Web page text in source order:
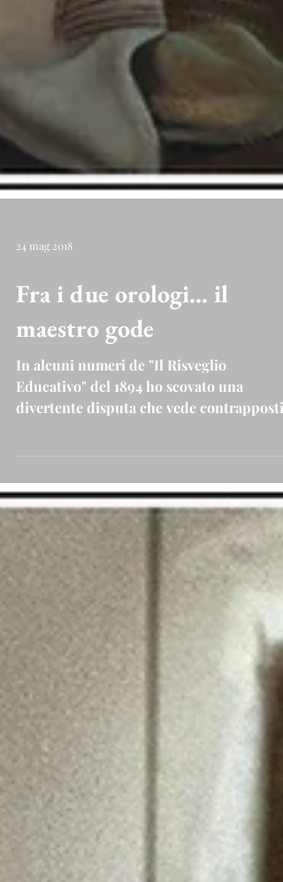
24 mag 2018
Fra i due orologi... il
maestro gode
due maestri di Capracotta...